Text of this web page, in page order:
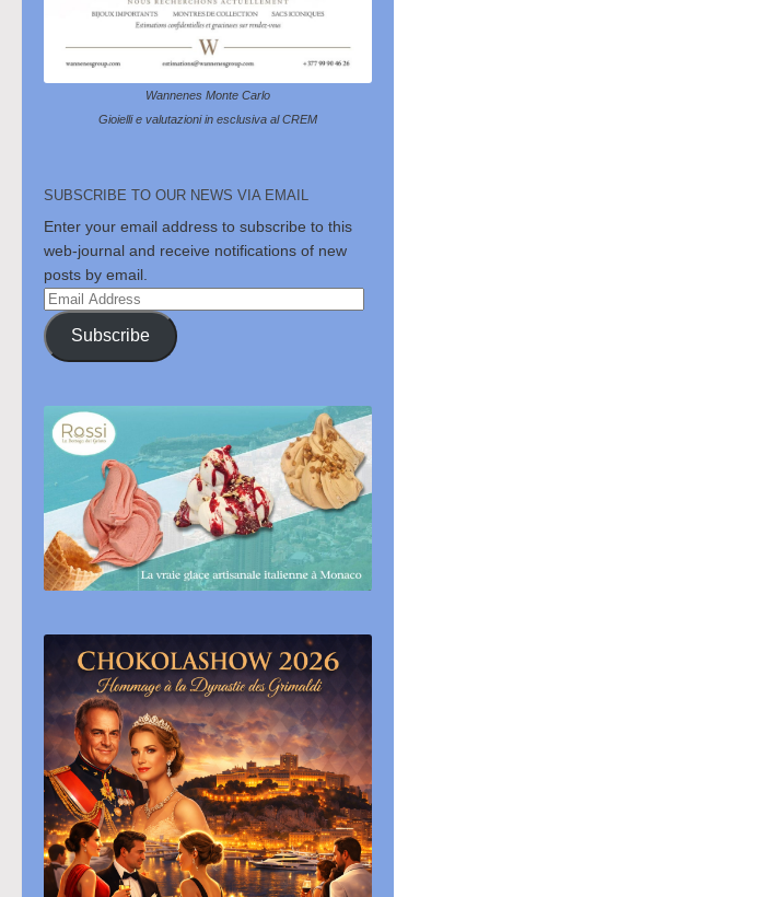
Wannenes Monte Carlo
Gioielli e valutazioni in esclusiva al CREM
SUBSCRIBE TO OUR NEWS VIA EMAIL
Enter your email address to subscribe to this
web-journal and receive notifications of new
posts by email.
Email
Address
Subscribe